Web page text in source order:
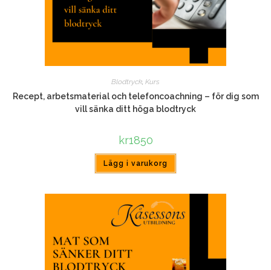
Blodtryck, Kurs
Recept, arbetsmaterial och telefoncoachning – för dig som
vill sänka ditt höga blodtryck
kr1850
Lägg i varukorg